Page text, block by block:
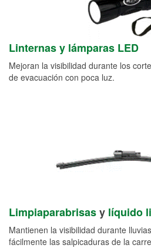
Linternas y lámparas LED
Mejoran la visibilidad durante los
de evacuación con poca luz.
Limpiaparabrisasy líquido
Mantienen la visibilidad durante
fácilmente las salpicaduras de la